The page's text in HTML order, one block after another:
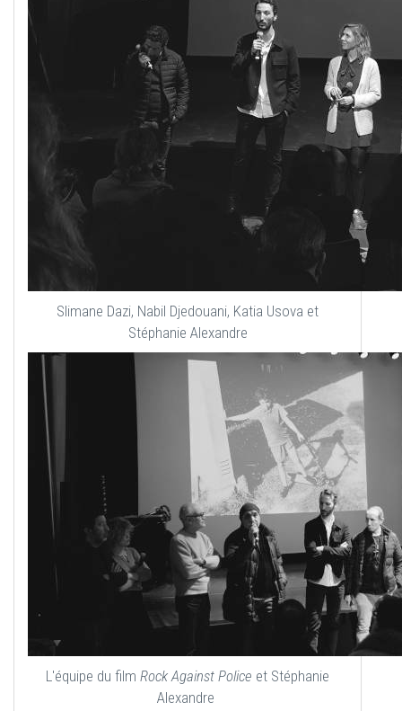
Slimane Dazi, Nabil Djedouani, Katia Usova et
Stéphanie Alexandre
L'équipe du film Rock Against Police et Stéphanie
Alexandre